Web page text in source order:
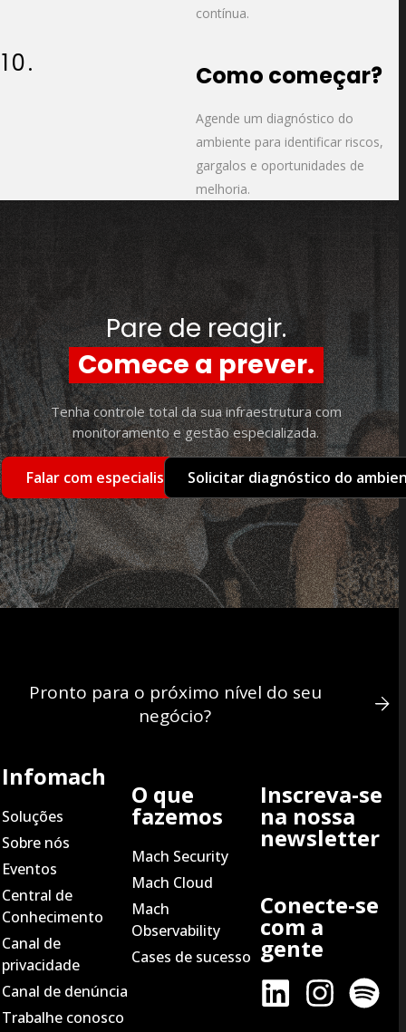
contínua.
10. Como começar?
Agende um diagnóstico do
ambiente para identificar riscos,
gargalos e oportunidades de
melhoria.
Pare de reagir.
Comece a prever.
Tenha controle total da sua infraestrutura com
monitoramento e gestão especializada.
Falar com especialista Solicitar diagnóstico do
Pronto para o próximo nível do seu
negócio?
Infomach
Soluções
Sobre nós
Eventos
Central de
Conhecimento
Canal de
privacidade
Canal de denúncia
Trabalhe conosco
O que
fazemos
Mach Security
Mach Cloud
Mach
Observability
Cases de sucesso
Inscreva-se
na nossa
newsletter
Conecte-se
com a
gente